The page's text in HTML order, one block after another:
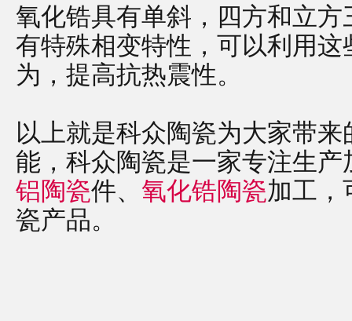
氧化锆具有单斜，四方和立
有特殊相变特性，可以利用
为，提高抗热震性。
以上就是科众陶瓷为大家带
能，科众陶瓷是一家专注生
铝陶瓷件、 氧化锆陶瓷加工，
瓷产品。